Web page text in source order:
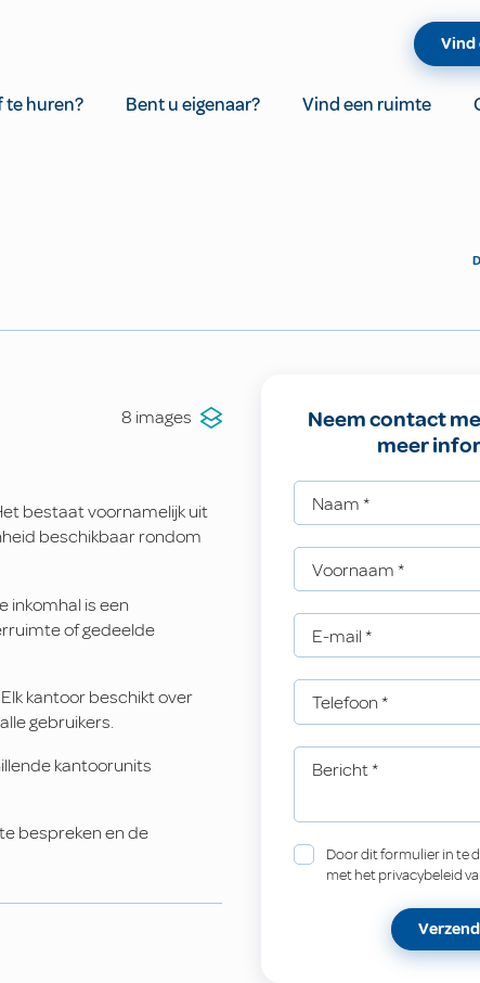
te huren? Bent u eigenaar? Vind een ruimte
Vind
8 images
bestaat voornamelijk uit
beschikbaar rondom
inkomhal is een
of gedeelde
kantoor beschikt over
gebruikers.
kantoorunits
bespreken en de
Neem contact
meer
Naam *
Voornaam *
E-mail *
Telefoon *
Bericht*
Door dit formulier in te
met het privacybeleid